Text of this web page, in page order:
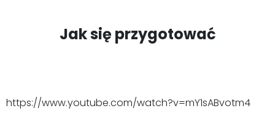
Jak się przygotować
https://www.youtube.com/watch?v=mY1sABvotm4